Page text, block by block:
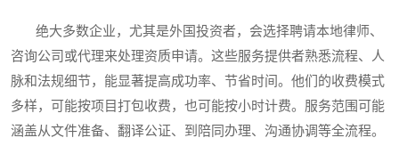
绝大多数企业，尤其是外国投资者，会选择聘请本地律师、
咨询公司或代理来处理资质申请。这些服务提供者熟悉流程、人
脉和法规细节，能显著提高成功率、节省时间。他们的收费模式
多样，可能按项目打包收费，也可能按小时计费。服务范围可能
涵盖从文件准备、翻译公证、到陪同办理、沟通协调等全流程。